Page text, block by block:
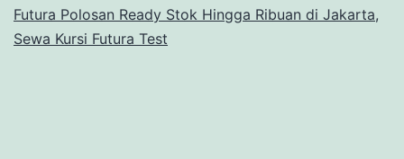
Futura Polosan Ready Stok Hingga Ribuan di Jakarta,
Sewa Kursi Futura Test